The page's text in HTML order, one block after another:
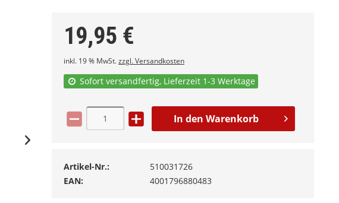
19,95 €
inkl. 19 % MwSt.zzgl. Versandkosten
Sofort versandfertig, Lieferzeit 1-3 Werktage
In den Warenkorb
Artikel-Nr.:
510031726
EAN:
4001796880483